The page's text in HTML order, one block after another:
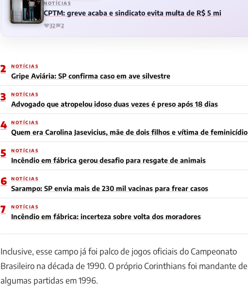
NOTÍCIAS
CPTM: greve acaba e sindicato evita multa de R$ 5 mi
32 2
2 NOTÍCIAS
Gripe Aviária: SP confirma caso em ave silvestre
3 NOTÍCIAS
Advogado que atropelou idoso duas vezes é preso após 18 dias
4 NOTÍCIAS
Quem era Carolina Jasevicius, mãe de dois filhos e vítima de feminicídio
5 NOTÍCIAS
Incêndio em fábrica gerou desafio para resgate de animais
6 NOTÍCIAS
Sarampo: SP envia mais de 230 mil vacinas para frear casos
7 NOTÍCIAS
Incêndio em fábrica: incerteza sobre volta dos moradores
Inclusive, esse campo já foi palco de jogos oficiais do Campeonato
Brasileiro na década de 1990. O próprio Corinthians foi mandante de
algumas partidas em 1996.